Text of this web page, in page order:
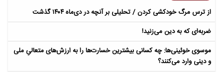
از ترس مرگ خودکشی کردن / تحلیلی بر آنچه در دی‌ماه ۱۴۰۴ گذشت
ضربه‌ای که به دین می‌زنید!
موسوی خوئینی‌ها: چه کسانی بیشترین خسارت‌ها را به ارزش‌های متعالیِ ملی
و دینی وارد می‌کنند؟